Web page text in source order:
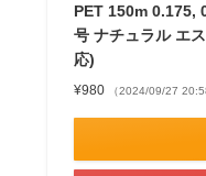
PET 150m 0.175,
号 ナチュラル エ
応)
¥980 （2024/09/27